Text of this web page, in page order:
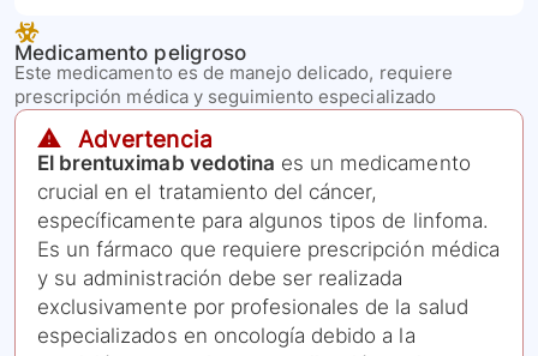
Medicamento peligroso
Este medicamento es de manejo delicado, requiere
prescripción médica y seguimiento especializado
⚠️ Advertencia
El brentuximab vedotina es un medicamento
crucial en el tratamiento del cáncer,
específicamente para algunos tipos de linfoma.
Es un fármaco que requiere prescripción médica
y su administración debe ser realizada
exclusivamente por profesionales de la salud
especializados en oncología debido a la